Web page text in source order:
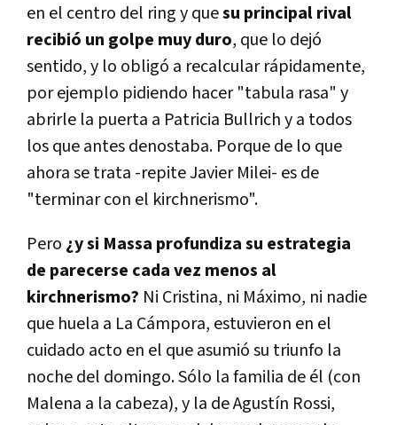
en el centro del ring y quesu principal rival
recibió un golpe muy duro, que lo dejó
sentido, y lo obligó a recalcular rápidamente,
por ejemplo pidiendo hacer "tabula rasa" y
abrirle la puerta a Patricia Bullrich y a todos
los que antes denostaba. Porque de lo que
ahora se trata -repite Javier Milei- es de
"terminar con el kirchnerismo".
Pero ¿y si Massa profundiza su estrategia
de parecerse cada vez menos al
kirchnerismo? Ni Cristina, ni Máximo, ni nadie
que huela a La Cámpora, estuvieron en el
cuidado acto en el que asumió su triunfo la
noche del domingo. Sólo la familia de él (con
Malena a la cabeza), y la de Agustín Rossi,